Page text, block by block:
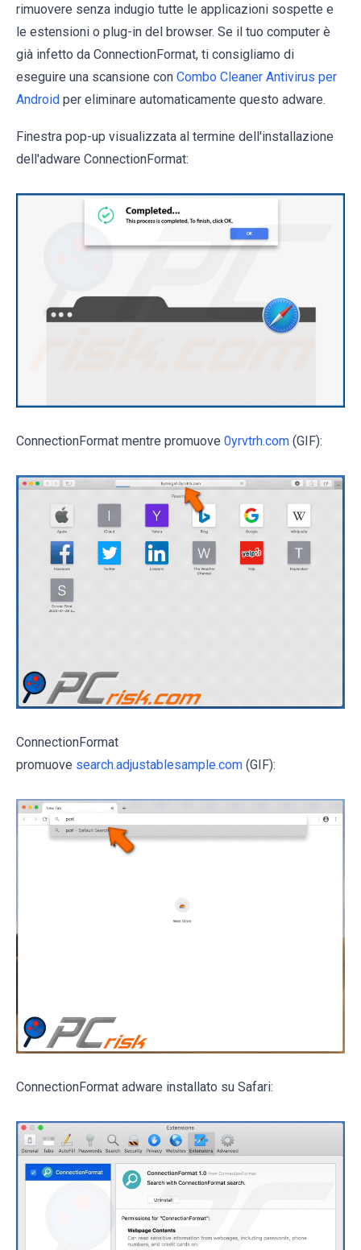
rimuovere senza indugio tutte le applicazioni sospette e
le estensioni o plug-in del browser. Se il tuo computer è
già infetto da ConnectionFormat, ti consigliamo di
eseguire una scansione con Combo Cleaner Antivirus per
Android per eliminare automaticamente questo adware.
Finestra pop-up visualizzata al termine dell'installazione
dell'adware ConnectionFormat:
ConnectionFormat mentre promuove 0yrvtrh.com (GIF):
ConnectionFormat
promuove search.adjustablesample.com (GIF):
ConnectionFormat adware installato su Safari: